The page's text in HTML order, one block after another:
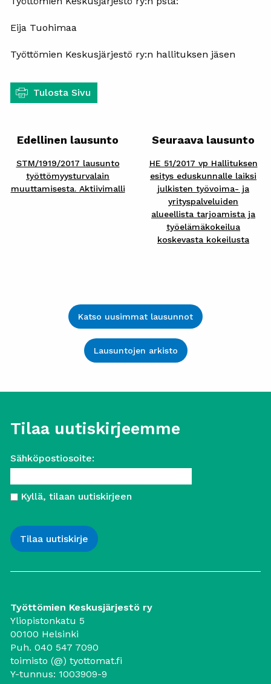
Eija Tuohimaa
Työttömien Keskusjärjestö ry:n hallituksen jäsen
Tulosta Sivu
Edellinen lausunto
STM/1919/2017 lausunto
työttömyysturvalain
muuttamisesta. Aktiivimalli
Seuraava lausunto
HE 51/2017 vp Hallituksen
esitys eduskunnalle laiksi
julkisten työvoima- ja
yrityspalveluiden
alueellista tarjoamista ja
työelämäkokeilua
koskevasta kokeilusta
Katso uusimmat lausunnot
Lausuntojen arkisto
Tilaa uutiskirjeemme
Sähköpostiosoite:
Kyllä, tilaan uutiskirjeen
Työttömien Keskusjärjestö ry
Yliopistonkatu 5
00100 Helsinki
Puh. 040 547 7090
toimisto (@) tyottomat.fi
Y-tunnus: 1003909-9